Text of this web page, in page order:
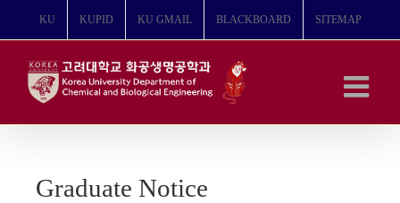
뛰
KU KUPID KU GMAIL BLACKBOARD SITEMAP
Graduate Notice